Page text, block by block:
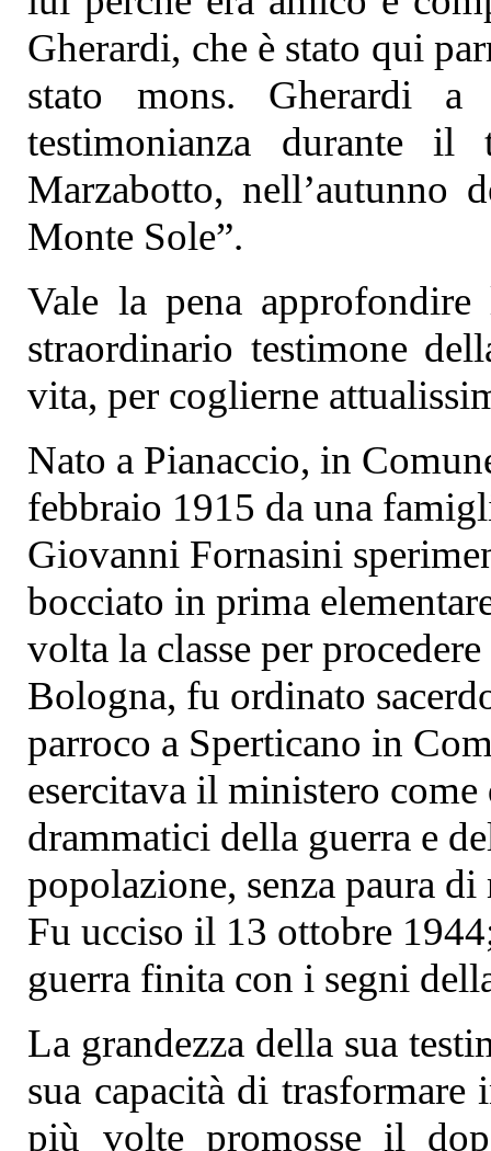
Gherardi, che è stato qui
stato mons. Gherardi a
testimonianza durante
Marzabotto,
Monte Sole”.
Vale la pena
straordinario testimone
vita, per coglierne
Nato a Pianaccio, in
febbraio 1915 da una
Giovanni Fornasini
bocciato in prima
volta la classe per
Bologna, fu ordinato
parroco a Sperticano in
esercitava il ministero
drammatici della guerra e
popolazione, senza paura
Fu ucciso il 13 ottobre
guerra finita con i segni
La grandezza della sua
sua capacità di trasformare
più volte promosse il